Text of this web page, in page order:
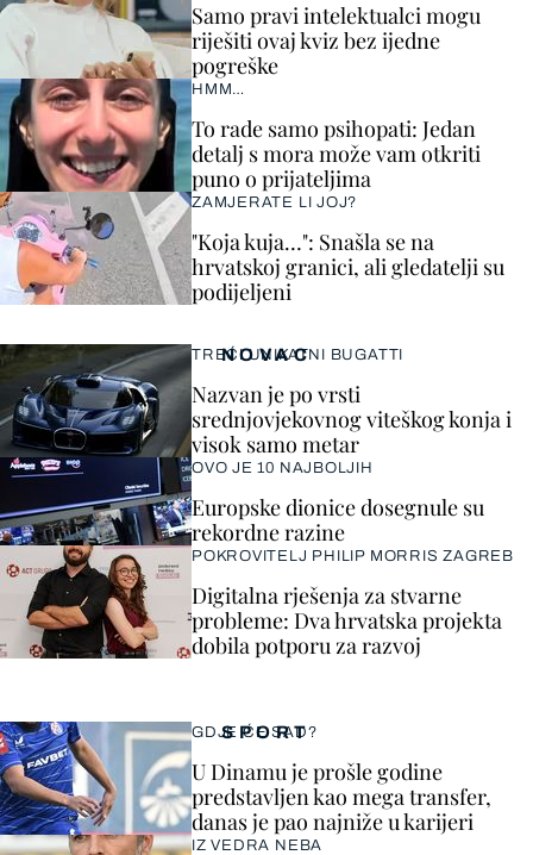
Samo pravi intelektualci mogu
riješiti ovaj kviz bez ijedne
pogreške
HMM…
To rade samo psihopati: Jedan
detalj s mora može vam otkriti
puno o prijateljima
ZAMJERATE LI JOJ?
"Koja kuja…": Snašla se na
hrvatskoj granici, ali gledatelji su
podijeljeni
SPORT
GDJE ĆE SAD?
U Dinamu je prošle godine
predstavljen kao mega transfer,
danas je pao najniže u karijeri
IZ VEDRA NEBA
NOVAC
TREĆI UNIKATNI BUGATTI
Nazvan je po vrsti
srednjovjekovnog viteškog konja i
visok samo metar
OVO JE 10 NAJBOLJIH
Europske dionice dosegnule su
rekordne razine
POKROVITELJ PHILIP MORRIS ZAGREB
Digitalna rješenja za stvarne
probleme: Dva hrvatska projekta
dobila potporu za razvoj